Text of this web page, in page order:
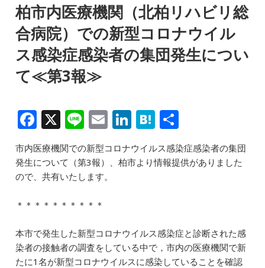
柏市内医療機関（北柏リハビリ総
合病院）での新型コロナウイル
ス感染症感染者の集団発生につい
て≪第3報≫
F
a
c
e
b
o
o
k
X Li
n
e
E
m
ai
Li
n
k
e
H
at
e
有
市内医療機関での新型コロナウイルス感染症感染者の集団
発生について（第3報）、柏市より情報提供がありました
ので、共有いたします。
＊＊＊＊＊＊＊＊＊＊
本市で発生した新型コロナウイルス感染症と診断された感
染者の接触者の調査をしている中で，市内の医療機関で新
たに1名が新型コロナウイルスに感染していることを確認